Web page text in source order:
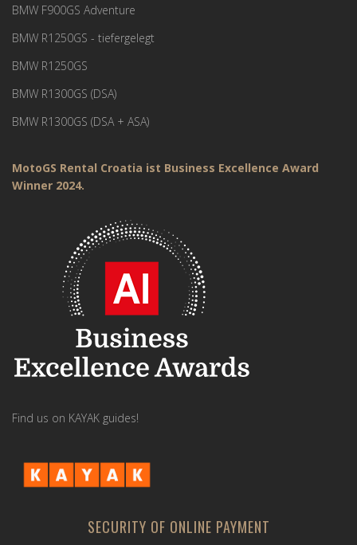
BMW F900GS Adventure
BMW R1250GS - tiefergelegt
BMW R1250GS
BMW R1300GS (DSA)
BMW R1300GS (DSA + ASA)
MotoGS Rental Croatia ist Business Excellence Award
Winner 2024.
Find us on KAYAK guides!
SECURITY OF ONLINE PAYMENT